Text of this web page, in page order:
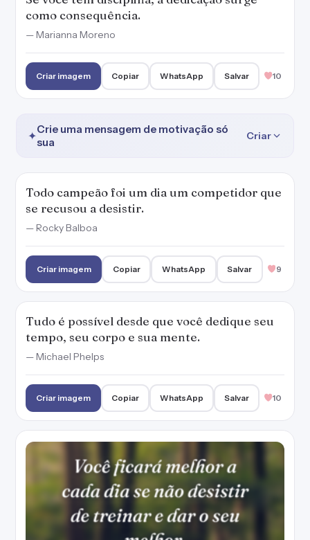
como consequência.
— Marianna Moreno
Criar imagem Copiar WhatsApp Salvar 10
✦Crie uma mensagem de motivação só
sua
Criar
Todo campeão foi um dia um competidor que
se recusou a desistir.
— Rocky Balboa
Criar imagem Copiar WhatsApp Salvar 9
Tudo é possível desde que você dedique seu
tempo, seu corpo e sua mente.
— Michael Phelps
Criar imagem Copiar WhatsApp Salvar 10